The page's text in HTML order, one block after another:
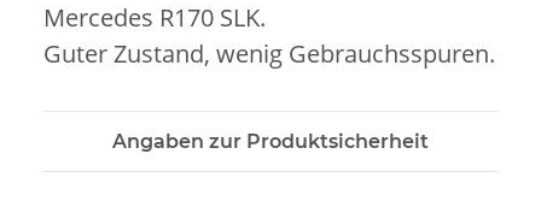
Mercedes R170 SLK.
Guter Zustand, wenig Gebrauchsspuren.
Angaben zur Produktsicherheit